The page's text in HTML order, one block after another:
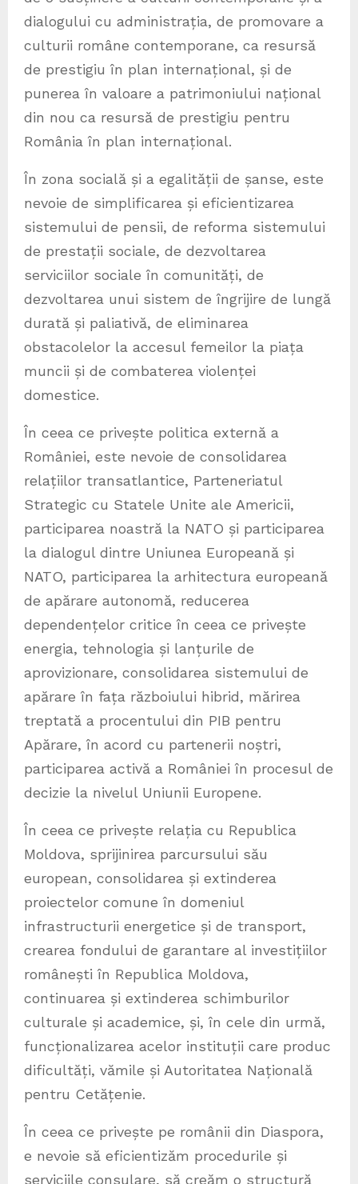
dialogului cu administrația, de promovare a
culturii române contemporane, ca resursă
de prestigiu în plan internațional, și de
punerea în valoare a patrimoniului național
din nou ca resursă de prestigiu pentru
România în plan internațional.
În zona socială și a egalității de șanse, este
nevoie de simplificarea și eficientizarea
sistemului de pensii, de reforma sistemului
de prestații sociale, de dezvoltarea
serviciilor sociale în comunități, de
dezvoltarea unui sistem de îngrijire de lungă
durată și paliativă, de eliminarea
obstacolelor la accesul femeilor la piața
muncii și de combaterea violenței
domestice.
În ceea ce privește politica externă a
României, este nevoie de consolidarea
relațiilor transatlantice, Parteneriatul
Strategic cu Statele Unite ale Americii,
participarea noastră la NATO și participarea
la dialogul dintre Uniunea Europeană și
NATO, participarea la arhitectura europeană
de apărare autonomă, reducerea
dependențelor critice în ceea ce privește
energia, tehnologia și lanțurile de
aprovizionare, consolidarea sistemului de
apărare în fața războiului hibrid, mărirea
treptată a procentului din PIB pentru
Apărare, în acord cu partenerii noștri,
participarea activă a României în procesul de
decizie la nivelul Uniunii Europene.
În ceea ce privește relația cu Republica
Moldova, sprijinirea parcursului său
european, consolidarea și extinderea
proiectelor comune în domeniul
infrastructurii energetice și de transport,
crearea fondului de garantare al investițiilor
românești în Republica Moldova,
continuarea și extinderea schimburilor
culturale și academice, și, în cele din urmă,
funcționalizarea acelor instituții care produc
dificultăți, vămile și Autoritatea Națională
pentru Cetățenie.
În ceea ce privește pe românii din Diaspora,
e nevoie să eficientizăm procedurile și
serviciile consulare, să creăm o structură